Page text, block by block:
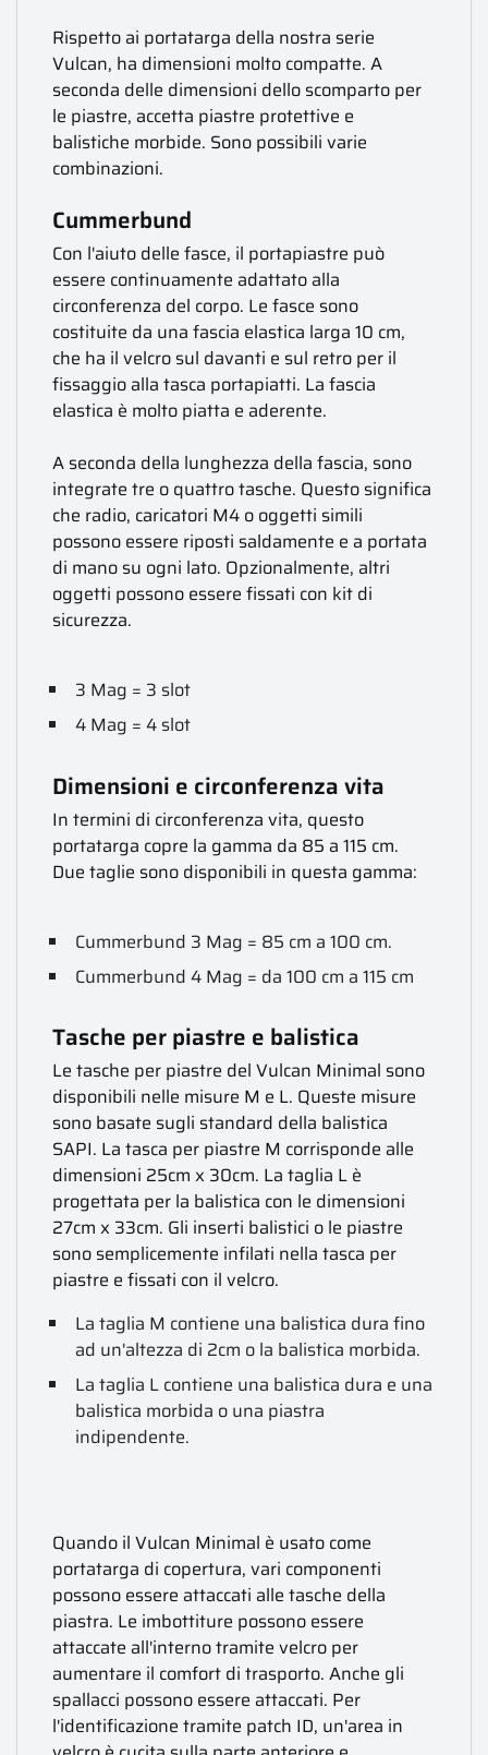
Rispetto ai portatarga della nostra serie
Vulcan, ha dimensioni molto compatte. A
seconda delle dimensioni dello scomparto per
le piastre, accetta piastre protettive e
balistiche morbide. Sono possibili varie
combinazioni.
Cummerbund
Con l'aiuto delle fasce, il portapiastre può
essere continuamente adattato alla
circonferenza del corpo. Le fasce sono
costituite da una fascia elastica larga 10 cm,
che ha il velcro sul davanti e sul retro per il
fissaggio alla tasca portapiatti. La fascia
elastica è molto piatta e aderente.
A seconda della lunghezza della fascia, sono
integrate tre o quattro tasche. Questo significa
che radio, caricatori M4 o oggetti simili
possono essere riposti saldamente e a portata
di mano su ogni lato. Opzionalmente, altri
oggetti possono essere fissati con kit di
sicurezza.
3 Mag = 3 slot
4 Mag = 4 slot
Dimensioni e circonferenza vita
In termini di circonferenza vita, questo
portatarga copre la gamma da 85 a 115 cm.
Due taglie sono disponibili in questa gamma:
Cummerbund 3 Mag = 85 cm a 100 cm.
Cummerbund 4 Mag = da 100 cm a 115 cm
Tasche per piastre e balistica
Le tasche per piastre del Vulcan Minimal sono
disponibili nelle misure M e L. Queste misure
sono basate sugli standard della balistica
SAPI. La tasca per piastre M corrisponde alle
dimensioni 25cm x 30cm. La taglia L è
progettata per la balistica con le dimensioni
27cm x 33cm. Gli inserti balistici o le piastre
sono semplicemente infilati nella tasca per
piastre e fissati con il velcro.
La taglia M contiene una balistica dura fino
ad un'altezza di 2cm o la balistica morbida.
La taglia L contiene una balistica dura e una
balistica morbida o una piastra
indipendente.
Quando il Vulcan Minimal è usato come
portatarga di copertura, vari componenti
possono essere attaccati alle tasche della
piastra. Le imbottiture possono essere
attaccate all'interno tramite velcro per
aumentare il comfort di trasporto. Anche gli
spallacci possono essere attaccati. Per
l'identificazione tramite patch ID, un'area in